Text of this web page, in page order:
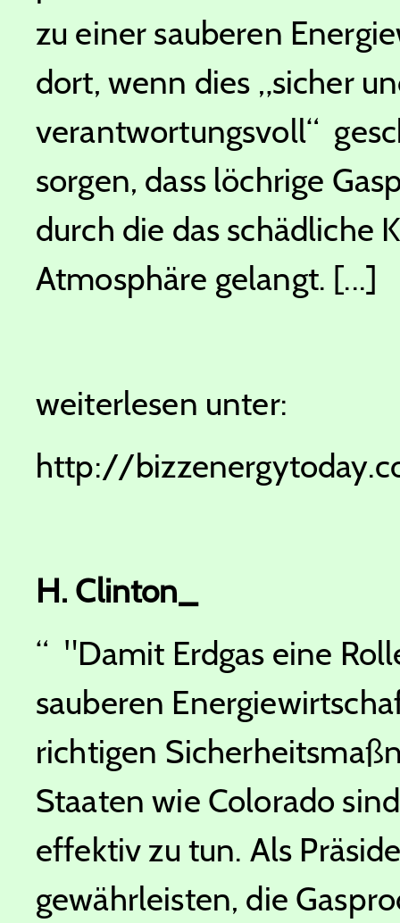
zu einer sauberen
dort, wenn dies „sicher
verantwortungsvoll“
sorgen, dass löchrige
durch die das schädliche
Atmosphäre gelangt. [...]
weiterlesen unter:
http://
H. Clinton_
“ "Damit Erdgas eine
sauberen
richtigen
Staaten wie Colorado
effektiv zu tun. Als
gewährleisten, die